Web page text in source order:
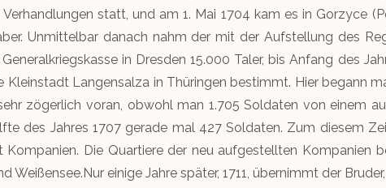
statt, und am 1. Mai 1704 kam es in Gorzyce
Unmittelbar danach nahm der mit der Aufstellung des
in Dresden 15.000 Taler, bis Anfang des
Langensalza in Thüringen bestimmt. Hier begann
zögerlich voran, obwohl man 1.705 Soldaten von einem
des Jahres 1707 gerade mal 427 Soldaten. Zum diesem
Die Quartiere der neu aufgestellten Kompanien
einige Jahre später, 1711, übernimmt der